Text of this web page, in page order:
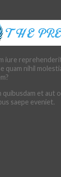
iure
quam nihil
quibusdam et aut
saepe eveniet.